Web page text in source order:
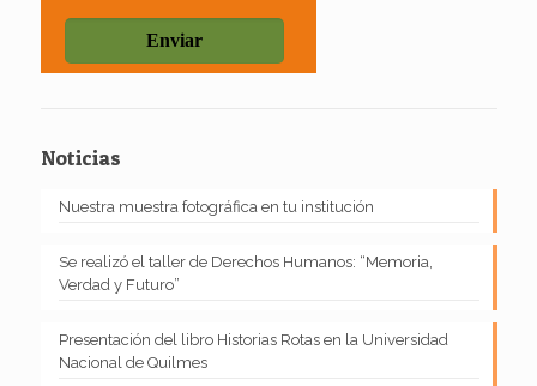
Noticias
Nuestra muestra fotográfica en tu institución
Se realizó el taller de Derechos Humanos: “Memoria,
Verdad y Futuro”
Presentación del libro Historias Rotas en la Universidad
Nacional de Quilmes